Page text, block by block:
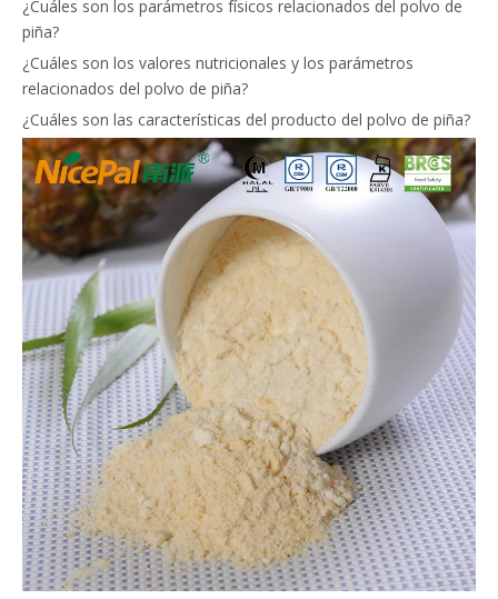
¿Cuáles son los parámetros físicos relacionados del polvo de
piña?
¿Cuáles son los valores nutricionales y los parámetros
relacionados del polvo de piña?
¿Cuáles son las características del producto del polvo de piña?